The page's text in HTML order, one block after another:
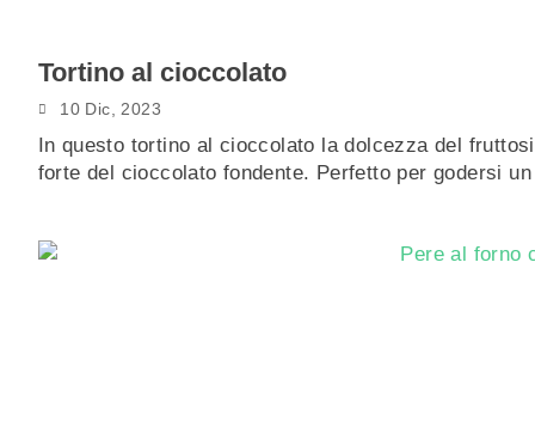
Tortino al cioccolato
10 Dic, 2023
In questo tortino al cioccolato la dolcezza del
forte del cioccolato fondente. Perfetto per godersi